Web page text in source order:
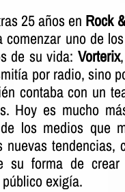
25 años en Rock
comenzar uno de
de su vida: Vorterix
por radio, sino
contaba con un
Hoy es mucho
los medios que
nuevas tendencias,
su forma de crear
exigía.